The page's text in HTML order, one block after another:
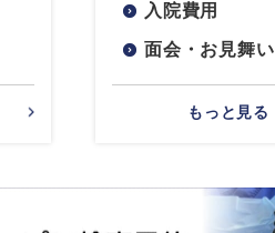
入院費用
面会・お見舞い
もっと見る